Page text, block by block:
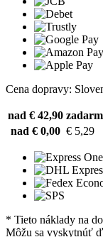
Cena dopravy:
nad € 42,90
nad € 0,00 € 5,29
* Tieto náklady na
Môžu sa vyskytnúť